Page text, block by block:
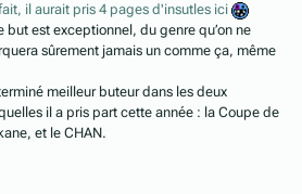
il aurait pris 4 pages d'insutles ici
but est exceptionnel, du genre qu’on ne
sûrement jamais un comme ça, même
meilleur buteur dans les deux
il a pris part cette année : la Coupe de
et le CHAN.